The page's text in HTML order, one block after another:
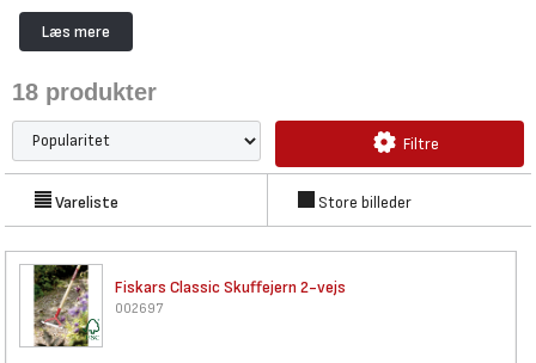
Hos Bygma fører vi et bredt sortiment af CAT og Fiskars haveredskaber,
hvor du kan vælge mellem rivejern, kultivatorer og skuffejern med
vigtigt at tænke på både holdbarhed og komfort. Mange finder
vægt og stor brudstyrke.
Besøg dit lokale Bygma byggecenterfor at prøve komforten og vægten
af rivejern, skuffejern og kultivatorer fra vores udvalg, eller få dem
Læs mere
18 produkter
Filtre
Vareliste Store billeder
Fiskars Classic Skuffejern 2-vejs
002697